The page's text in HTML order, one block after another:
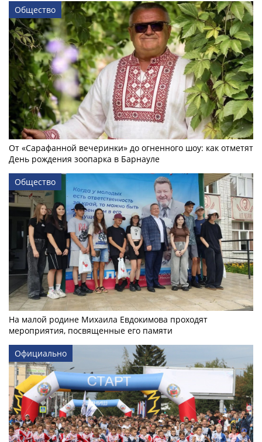
Общество
От «Сарафанной вечеринки» до огненного шоу: как отметят
День рождения зоопарка в Барнауле
Общество
На малой родине Михаила Евдокимова проходят
мероприятия, посвященные его памяти
Официально